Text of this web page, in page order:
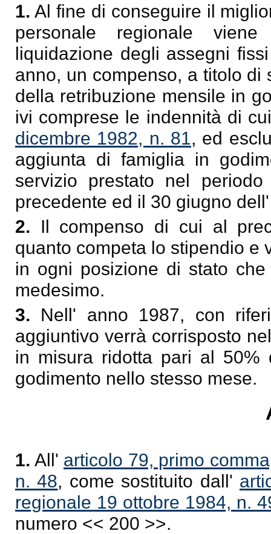
1. Al fine di conseguire il
personale regionale viene
liquidazione degli assegni
anno, un compenso, a titolo
della retribuzione mensile in
ivi comprese le indennità di
dicembre 1982, n. 81, ed
aggiunta di famiglia in
servizio prestato nel
precedente ed il 30 giugno
2. Il compenso di cui al
quanto competa lo stipendio e
in ogni posizione di stato
medesimo.
3. Nell' anno 1987, con
aggiuntivo verrà corrisposto
in misura ridotta pari al 50%
godimento nello stesso mese.
1. All' articolo 79, primo
n. 48, come sostituito dall'
regionale 19 ottobre 1984, n.
numero << 200 >>.